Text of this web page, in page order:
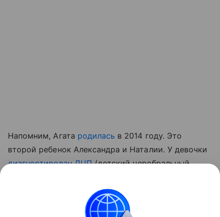
Напомним, Агата родилась в 2014 году. Это
второй ребенок Александра и Наталии. У девочки
диагностирован ДЦП(детский церебральный
Звезды, воспитывающие